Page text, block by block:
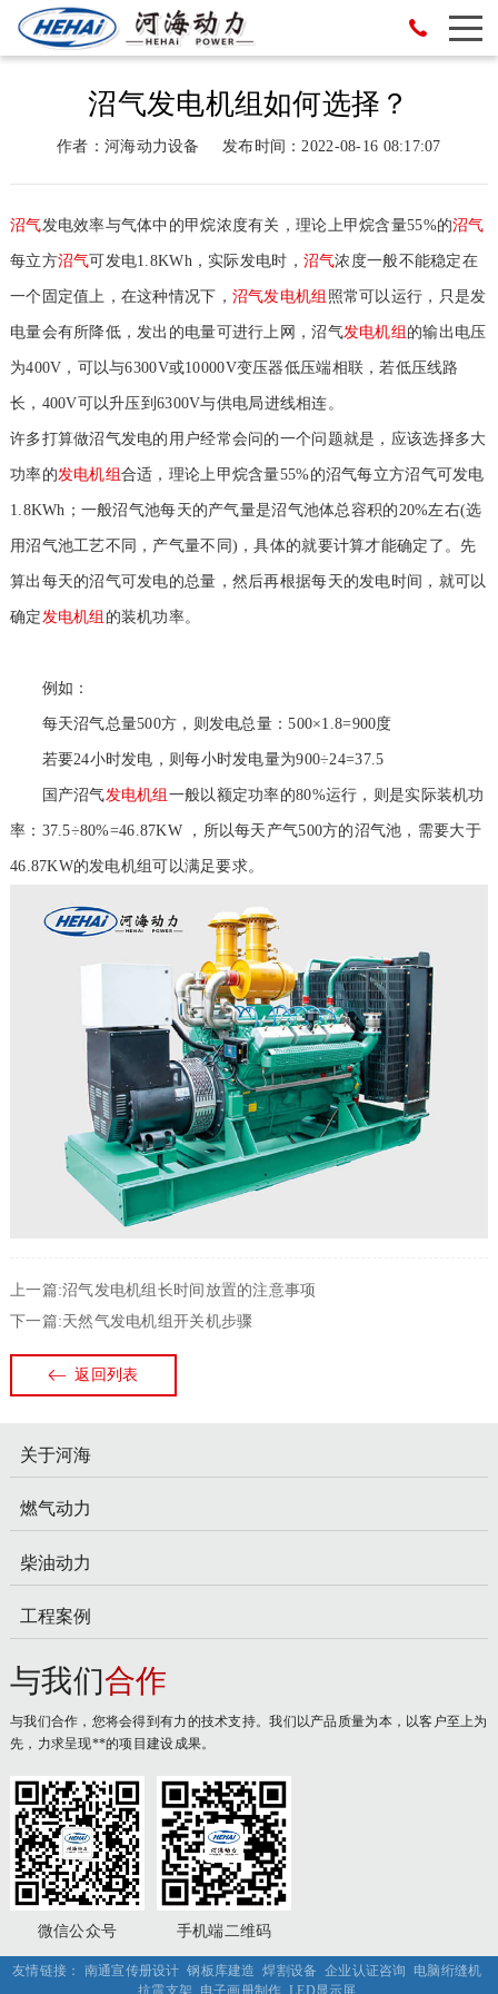
沼气发电机组如何选择？
作者：河海动力设备 发布时间：2022-08-16 08:17:07
沼气发电效率与气体中的甲烷浓度有关，理论上甲烷含量55%的沼气
每立方沼气可发电1.8KWh，实际发电时， 沼气浓度一般不能稳定在
一个固定值上，在这种情况下， 沼气发电机组 照常可以运行，只是发
电量会有所降低，发出的电量可进行上网，沼气发电机组 的输出电压
为400V，可以与6300V或10000V变压器低压端相联，若低压线路
长，400V可以升压到6300V与供电局进线相连。
许多打算做沼气发电的用户经常会问的一个问题就是，应该选择多大
功率的发电机组 合适，理论上甲烷含量55%的沼气每立方沼气可发电
1.8KWh；一般沼气池每天的产气量是沼气池体总容积的20%左右(选
用沼气池工艺不同，产气量不同)，具体的就要计算才能确定了。先
算出每天的沼气可发电的总量，然后再根据每天的发电时间，就可以
确定发电机组 的装机功率。
例如：
每天沼气总量500方，则发电总量：500×1.8=900度
若要24小时发电，则每小时发电量为900÷24=37.5
国产沼气发电机组 一般以额定功率的80%运行，则是实际装机功
率：37.5÷80%=46.87KW ，所以每天产气500方的沼气池，需要大于
46.87KW的发电机组可以满足要求。
上一篇:沼气发电机组长时间放置的注意事项
下一篇:天然气发电机组开关机步骤
返回列表
关于河海
燃气动力
柴油动力
工程案例
与我们合作
与我们合作，您将会得到有力的技术支持。我们以产品质量为本，以客户至上为
先，力求呈现**的项目建设成果。
微信公众号 手机端二维码
友情链接： 南通宣传册设计 钢板库建造 焊割设备 企业认证咨询
电脑绗缝机